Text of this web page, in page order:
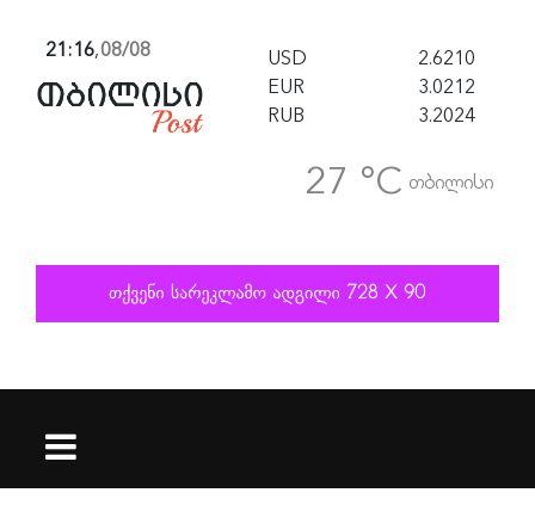
21:16,08/08 USD
2.6210
EUR
3.0212
RUB
3.2024
27 °C თბილისი